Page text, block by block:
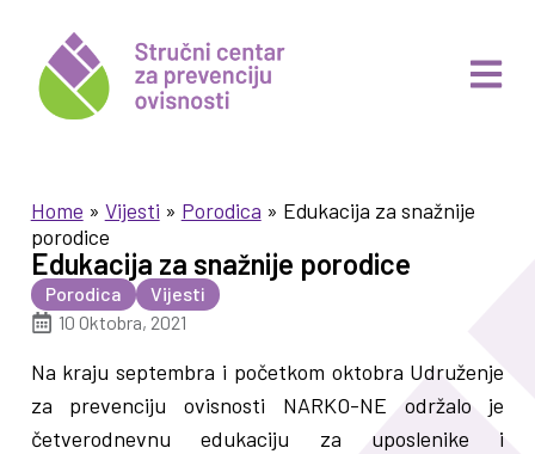
Home » Vijesti » Porodica » Edukacija za snažnije
porodice
Edukacija za snažnije porodice
Porodica
Vijesti
10 Oktobra, 2021
Na kraju septembra i početkom oktobra Udruženje
za prevenciju ovisnosti NARKO-NE održalo je
četverodnevnu edukaciju za uposlenike i